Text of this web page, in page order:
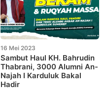
16 Mei 2023
Sambut Haul KH. Bahrudin
Thabrani, 3000 Alumni An-
Najah I Karduluk Bakal
Hadir